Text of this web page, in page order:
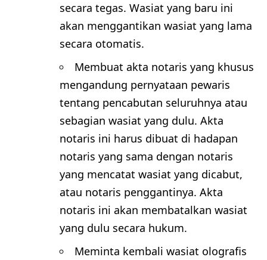
secara tegas. Wasiat yang baru ini
akan menggantikan wasiat yang lama
secara otomatis.
Membuat akta notaris yang khusus
mengandung pernyataan pewaris
tentang pencabutan seluruhnya atau
sebagian wasiat yang dulu. Akta
notaris ini harus dibuat di hadapan
notaris yang sama dengan notaris
yang mencatat wasiat yang dicabut,
atau notaris penggantinya. Akta
notaris ini akan membatalkan wasiat
yang dulu secara hukum.
Meminta kembali wasiat olografis